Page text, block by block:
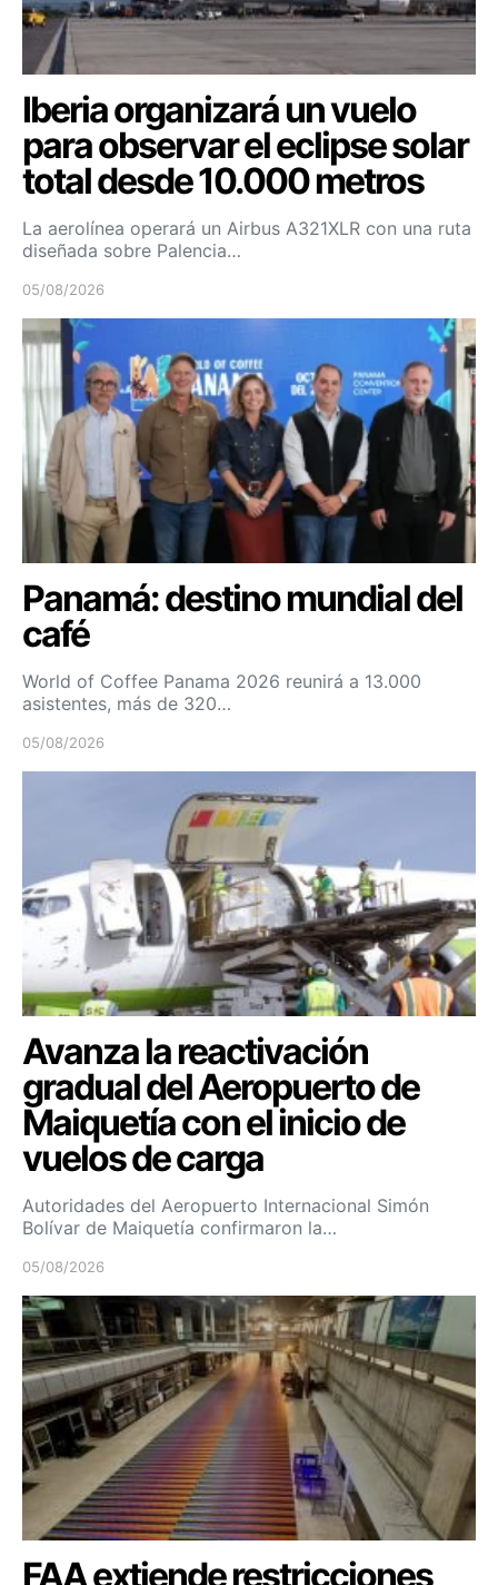
Iberia organizará un vuelo
para observar el eclipse solar
total desde 10.000 metros
La aerolínea operará un Airbus A321XLR con una ruta
diseñada sobre Palencia…
05/08/2026
Panamá: destino mundial del
café
World of Coffee Panama 2026 reunirá a 13.000
asistentes, más de 320…
05/08/2026
Avanza la reactivación
gradual del Aeropuerto de
Maiquetía con el inicio de
vuelos de carga
Autoridades del Aeropuerto Internacional Simón
Bolívar de Maiquetía confirmaron la…
05/08/2026
FAA extiende restricciones